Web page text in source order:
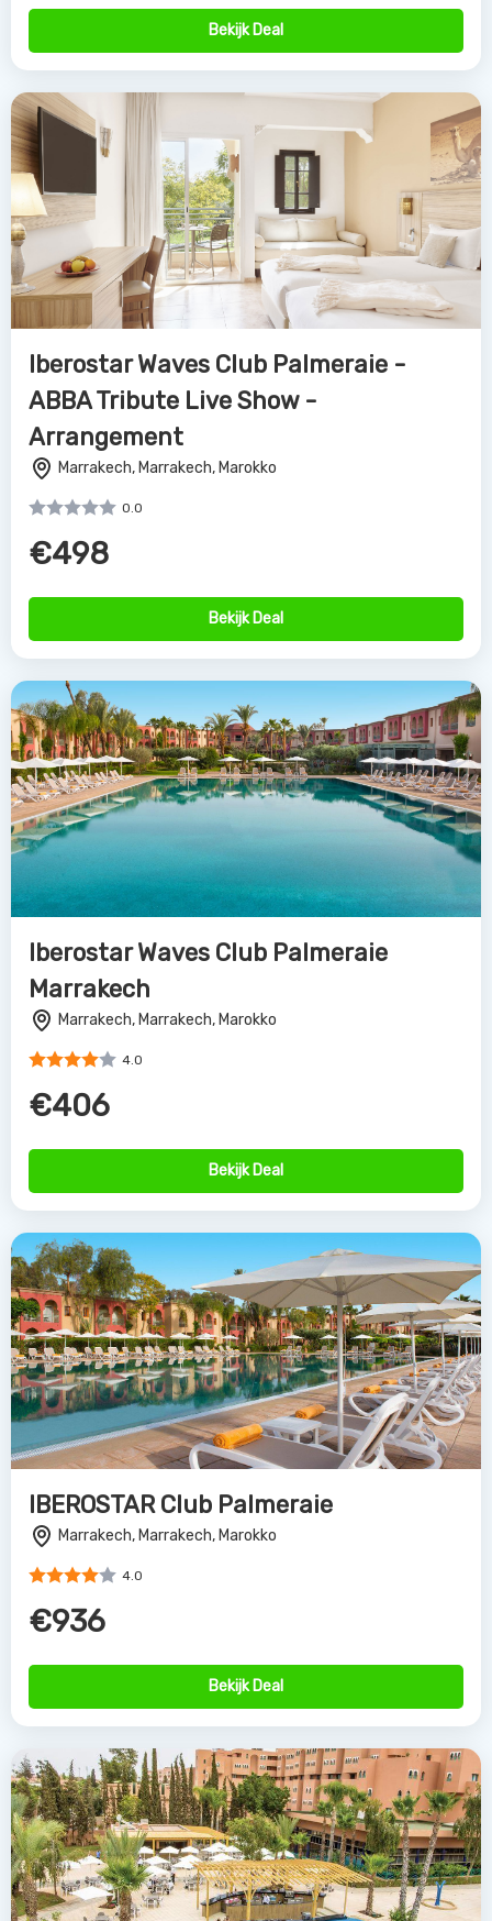
Bekijk Deal
Iberostar Waves Club Palmeraie -
ABBA Tribute Live Show -
Arrangement
Marrakech, Marrakech, Marokko
0.0
€498
Bekijk Deal
Iberostar Waves Club Palmeraie
Marrakech
Marrakech, Marrakech, Marokko
4.0
€406
Bekijk Deal
IBEROSTAR Club Palmeraie
Marrakech, Marrakech, Marokko
4.0
€936
Bekijk Deal